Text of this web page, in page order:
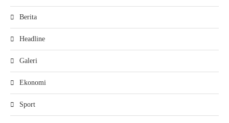
Berita
Headline
Galeri
Ekonomi
Sport